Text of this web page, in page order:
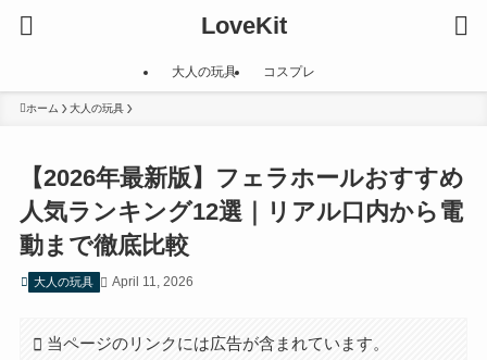
LoveKit
大人の玩具 コスプレ
ホーム 大人の玩具
【2026年最新版】フェラホールおすすめ
人気ランキング12選｜リアル口内から電
動まで徹底比較
大人の玩具 April 11, 2026
当ページのリンクには広告が含まれています。